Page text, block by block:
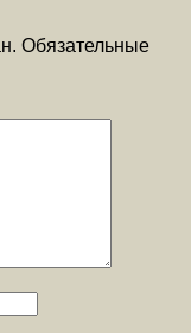
Обязательные